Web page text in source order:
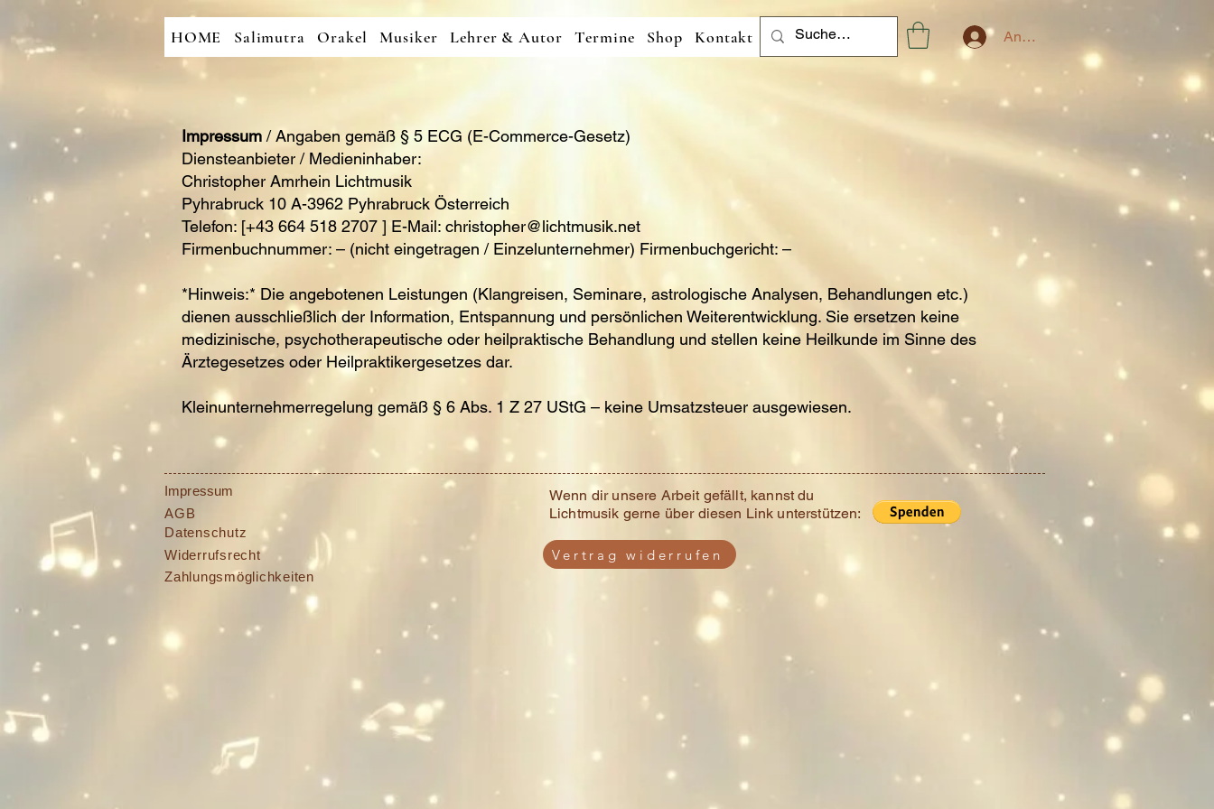
HOME Salimutra Orakel Musiker Lehrer & Autor Termine Shop Kontakt Anmelden
Impressum / Angaben gemäß § 5 ECG (E-Commerce-Gesetz)
Diensteanbieter / Medieninhaber:
Christopher Amrhein Lichtmusik
Pyhrabruck 10 A-3962 Pyhrabruck Österreich
Telefon: [+43 664 518 2707 ] E-Mail: christopher@lichtmusik.net
Firmenbuchnummer: – (nicht eingetragen / Einzelunternehmer) Firmenbuchgericht: –
*Hinweis:* Die angebotenen Leistungen (Klangreisen, Seminare, astrologische Analysen, Behandlungen etc.)
dienen ausschließlich der Information, Entspannung und persönlichen Weiterentwicklung. Sie ersetzen keine
medizinische, psychotherapeutische oder heilpraktische Behandlung und stellen keine Heilkunde im Sinne des
Ärztegesetzes oder Heilpraktikergesetzes dar.
Kleinunternehmerregelung gemäß § 6 Abs. 1 Z 27 UStG – keine Umsatzsteuer ausgewiesen.
Impressum
AGB
Wenn dir unsere Arbeit gefällt, kannst du
Lichtmusik gerne über diesen Link unterstützen:
Datenschutz
Widerrufsrecht
Vertrag widerrufen
Zahlungsmöglichkeiten